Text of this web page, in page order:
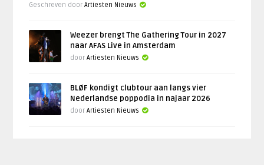
Geschreven doorArtiesten Nieuws
Weezer brengt The Gathering Tour in 2027
naar AFAS Live in Amsterdam
doorArtiesten Nieuws
BLØF kondigt clubtour aan langs vier
Nederlandse poppodia in najaar 2026
doorArtiesten Nieuws